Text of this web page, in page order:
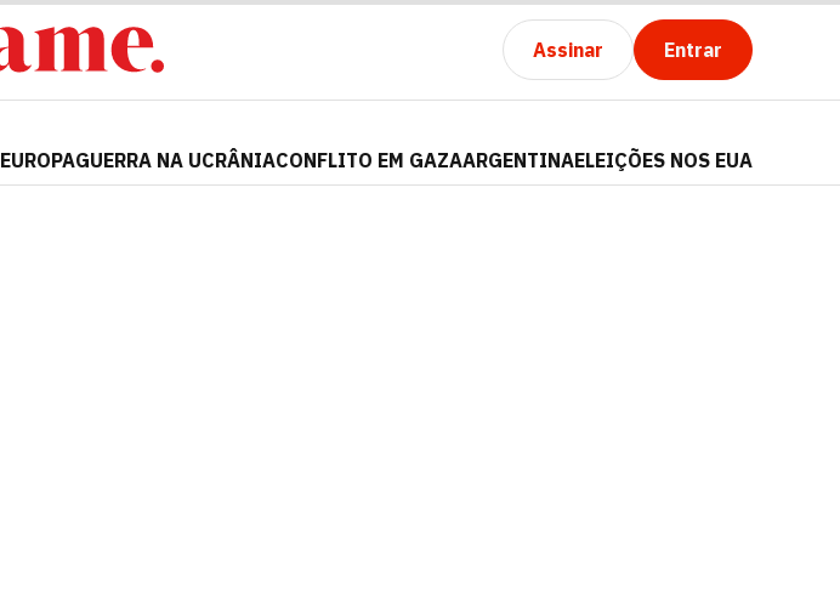
Assinar Entrar
EUROPAGUERRA NA UCRÂNIACONFLITO EM GAZAARGENTINAELEIÇÕES NOS EUA